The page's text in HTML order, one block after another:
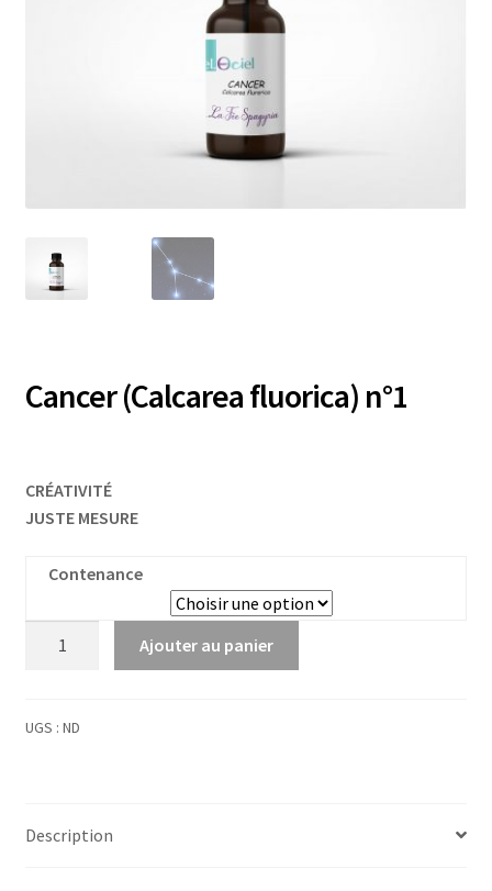
Cancer (Calcarea fluorica) n°1
CRÉATIVITÉ
JUSTE MESURE
Contenance
Ajouter au panier
UGS : ND
Description